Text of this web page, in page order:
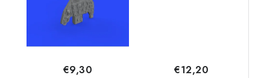
€9,30 €12,20